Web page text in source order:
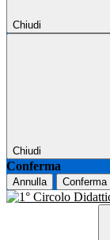
Chiudi
Chiudi
Conferma
Annulla Conferma